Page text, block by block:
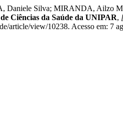
Daniele Silva; MIRANDA, Ailzo
Ciências da Saúde da UNIPAR,
article/view/10238. Acesso em: 7